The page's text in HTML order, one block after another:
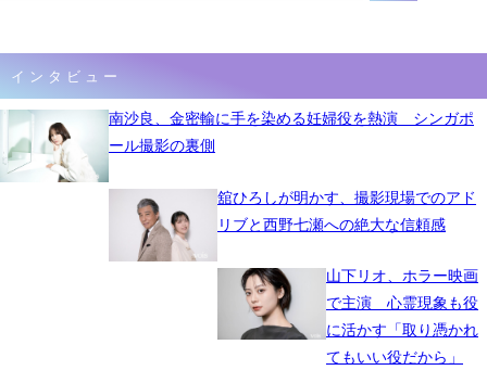
インタビュー
南沙良、金密輸に手を染める妊婦役を熱演 シンガポ
ール撮影の裏側
舘ひろしが明かす、撮影現場でのアド
リブと西野七瀬への絶大な信頼感
山下リオ、ホラー映画
で主演 心霊現象も役
に活かす「取り憑かれ
てもいい役だから」